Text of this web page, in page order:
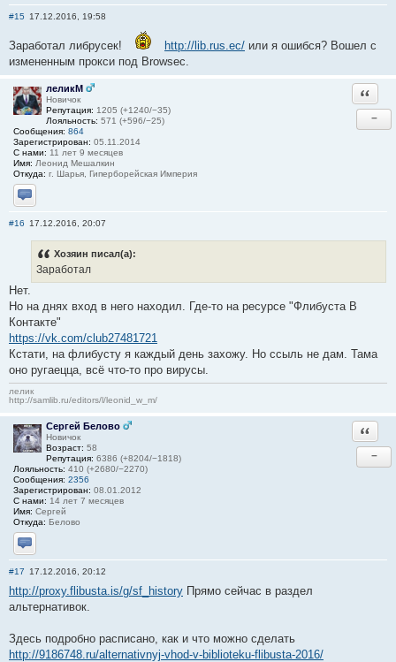
#15 17.12.2016, 19:58
Заработал либрусек! http://lib.rus.ec/ или я ошибся? Вошел c
измененным прокси под Browsec.
леликМ
Новичок
Репутация: 1205 (+1240/−35)
Лояльность: 571 (+596/−25)
Сообщения: 864
Зарегистрирован: 05.11.2014
С нами: 11 лет 9 месяцев
Имя: Леонид Мешалкин
Откуда: г. Шарья, Гиперборейская Империя
Отправить личное сообщение
−
#16 17.12.2016, 20:07
Хозяин писал(а):
Заработал
Нет.
Но на днях вход в него находил. Где-то на ресурсе "Флибуста В
Контакте"
https://vk.com/club27481721
Кстати, на флибусту я каждый день захожу. Но ссыль не дам. Тама
оно ругаецца, всё что-то про вирусы.
лелик
http://samlib.ru/editors/l/leonid_w_m/
Сергей Белово
Новичок
Возраст: 58
Репутация: 6386 (+8204/−1818)
Лояльность: 410 (+2680/−2270)
Сообщения: 2356
Зарегистрирован: 08.01.2012
С нами: 14 лет 7 месяцев
Имя: Сергей
Откуда: Белово
Отправить личное сообщение
−
#17 17.12.2016, 20:12
http://proxy.flibusta.is/g/sf_history Прямо сейчас в раздел
альтернативок.
Здесь подробно расписано, как и что можно сделать
http://9186748.ru/alternativnyj-vhod-v-biblioteku-flibusta-2016/